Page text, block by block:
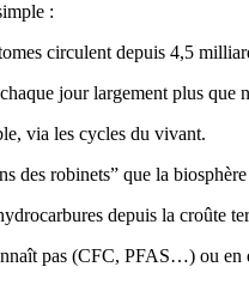
:
circulent depuis 4,5
jour largement plus que
via les cycles du vivant.
des robinets” que la biosphère
depuis la croûte
pas (CFC, PFAS…) ou en